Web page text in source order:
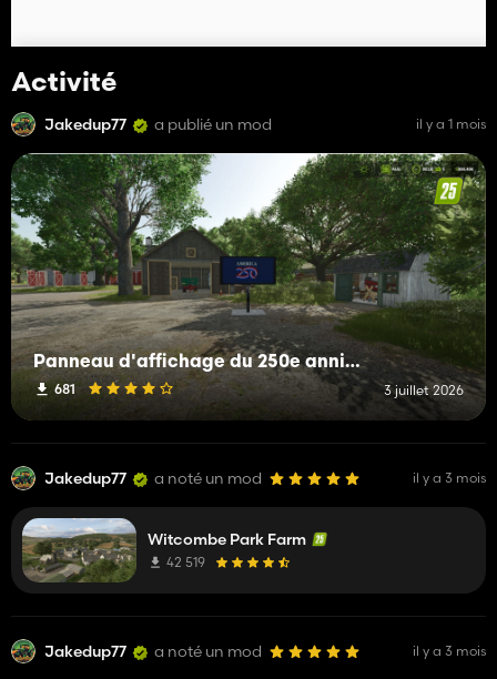
Activité
Jakedup77 a publié un mod il y a 1 mois
Panneau d'affichage du 250e anniversaire de l'Amérique
681 3 juillet 2026
Jakedup77 a noté un mod il y a 3 mois
Witcombe Park Farm
42 519
Jakedup77 a noté un mod il y a 3 mois